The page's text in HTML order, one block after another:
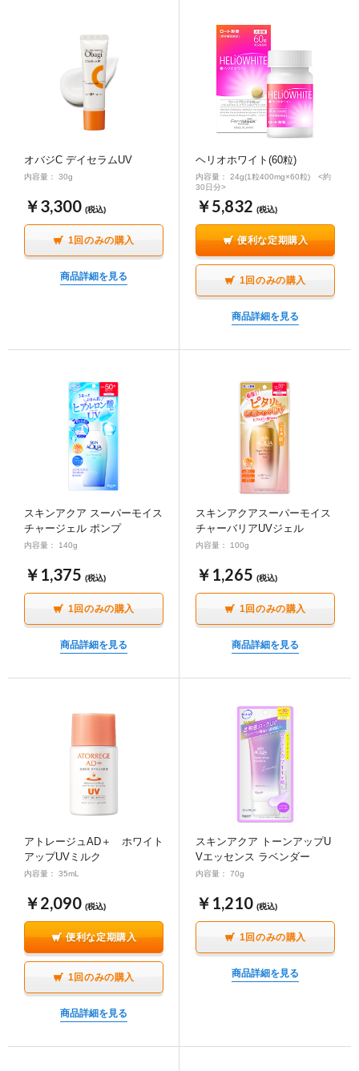
オバジC デイセラムUV
内容量： 30g
￥3,300 (税込)
1回のみの購入
商品詳細を見る
ヘリオホワイト(60粒)
内容量： 24g(1粒400mg×60粒) <約
30日分>
￥5,832 (税込)
便利な定期購入
1回のみの購入
商品詳細を見る
スキンアクア スーパーモイス
チャージェル ポンプ
内容量： 140g
￥1,375 (税込)
1回のみの購入
商品詳細を見る
スキンアクアスーパーモイス
チャーバリアUVジェル
内容量： 100g
￥1,265 (税込)
1回のみの購入
商品詳細を見る
アトレージュAD＋ ホワイト
アップUVミルク
内容量： 35mL
￥2,090 (税込)
便利な定期購入
1回のみの購入
商品詳細を見る
スキンアクア トーンアップU
Vエッセンス ラベンダー
内容量： 70g
￥1,210 (税込)
1回のみの購入
商品詳細を見る